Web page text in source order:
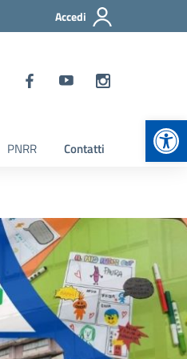
Accedi
PNRR Contatti